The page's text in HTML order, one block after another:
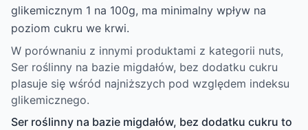
glikemicznym 1 na 100g, ma minimalny wpływ na
poziom cukru we krwi.
W porównaniu z innymi produktami z kategorii nuts,
Ser roślinny na bazie migdałów, bez dodatku cukru
plasuje się wśród najniższych pod względem indeksu
glikemicznego.
Ser roślinny na bazie migdałów, bez dodatku cukru to